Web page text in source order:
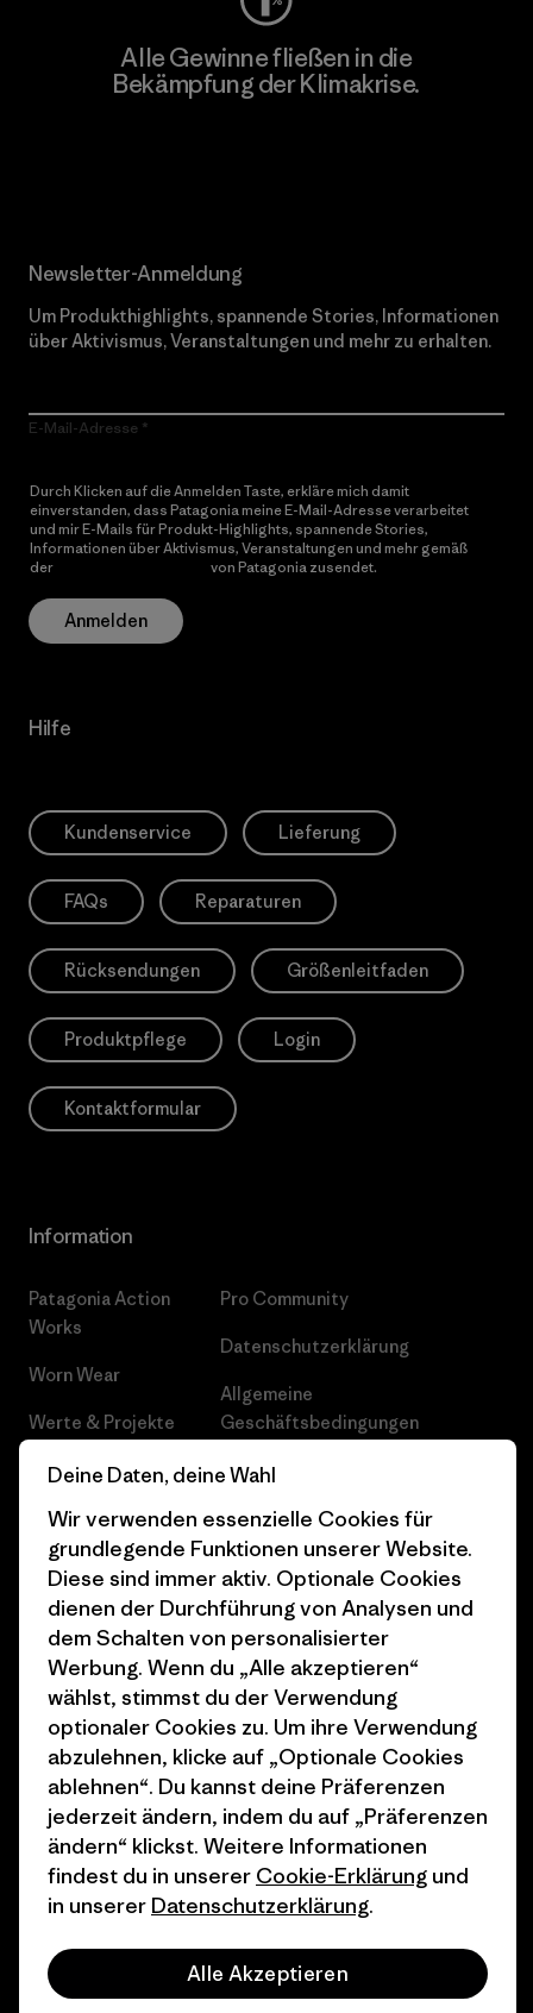
Alle Gewinne fließen in die
Bekämpfung der Klimakrise.
Newsletter-Anmeldung
Um Produkthighlights, spannende Stories, Informationen
über Aktivismus, Veranstaltungen und mehr zu erhalten.
E-Mail-Adresse
Durch Klicken auf die Anmelden Taste, erkläre mich damit
einverstanden, dass Patagonia meine E-Mail-Adresse verarbeitet
und mir E-Mails für Produkt-Highlights, spannende Stories,
Informationen über Aktivismus, Veranstaltungen und mehr gemäß
der
von Patagonia zusendet.
Anmelden
Hilfe
Kundenservice Lieferung
FAQs Reparaturen
Rücksendungen Größenleitfaden
Produktpflege Login
Kontaktformular
Information
Patagonia Action
Works
Worn Wear
Werte & Projekte
Progress Report
Business Unusual
Klimaziele
1% For The Planet
Wie wir finanzieren
Geschenkgutscheine
Stores in deiner Nähe
Pro Community
Datenschutzerklärung
Allgemeine
Geschäftsbedingungen
Cookie Einstellungen
Karriere
Pressekontakt
Industry program
Affiliate-Programm
Patagonia Schweiz
Seitenverzeichnis
© 2026 Patagonia, Inc. All Rights Reserved.
Deine Daten, deine Wahl
Wir verwenden essenzielle Cookies für
grundlegende Funktionen unserer Website.
Diese sind immer aktiv. Optionale Cookies
dienen der Durchführung von Analysen und
dem Schalten von personalisierter
Werbung. Wenn du „Alle akzeptieren“
wählst, stimmst du der Verwendung
optionaler Cookies zu. Um ihre Verwendung
abzulehnen, klicke auf „Optionale Cookies
ablehnen“. Du kannst deine Präferenzen
jederzeit ändern, indem du auf „Präferenzen
ändern“ klickst. Weitere Informationen
findest du in unserer Cookie-Erklärung und
in unserer Datenschutzerklärung.
Alle Akzeptieren